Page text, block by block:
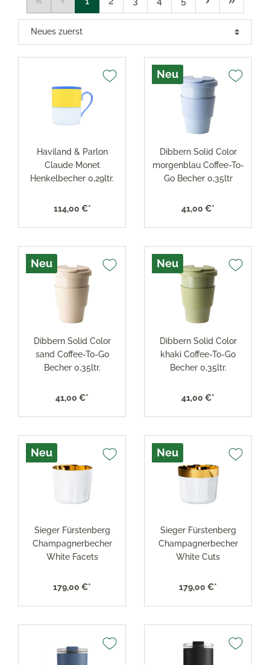
Haviland & Parlon
Claude Monet
Henkelbecher 0,29ltr.
114,00 €*
Neu
Dibbern Solid Color
morgenblau Coffee-To-
Go Becher 0,35ltr
41,00 €*
Neu
Dibbern Solid Color
sand Coffee-To-Go
Becher 0,35ltr.
41,00 €*
Neu
Dibbern Solid Color
khaki Coffee-To-Go
Becher 0,35ltr.
41,00 €*
Neu
Sieger Fürstenberg
Champagnerbecher
White Facets
179,00 €*
Neu
Sieger Fürstenberg
Champagnerbecher
White Cuts
179,00 €*